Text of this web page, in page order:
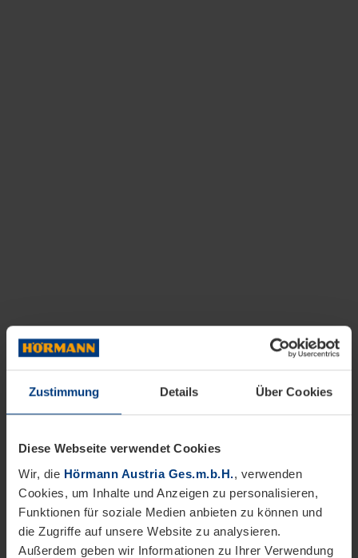
Zustimmung Details Über Cookies
Diese Webseite verwendet Cookies
Wir, die Hörmann Austria Ges.m.b.H., verwenden
Cookies, um Inhalte und Anzeigen zu personalisieren,
Funktionen für soziale Medien anbieten zu können und
die Zugriffe auf unsere Website zu analysieren.
Außerdem geben wir Informationen zu Ihrer Verwendung